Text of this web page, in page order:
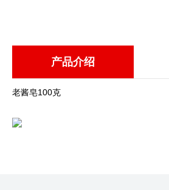
产品介绍
老酱皂100克